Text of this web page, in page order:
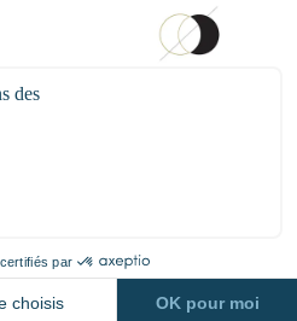
- 75003 PARIS
73 56 49